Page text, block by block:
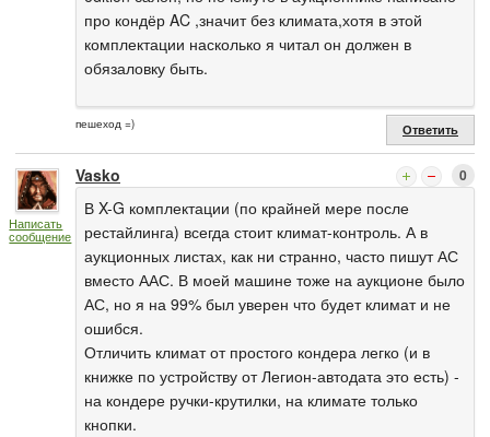
про кондёр AC ,значит без климата,хотя в этой
комплектации насколько я читал он должен в
обязаловку быть.
пешеход =) Ответить
Написать
сообщение
Vasko 0
В X-G комплектации (по крайней мере после
рестайлинга) всегда стоит климат-контроль. А в
аукционных листах, как ни странно, часто пишут АС
вместо ААС. В моей машине тоже на аукционе было
АС, но я на 99% был уверен что будет климат и не
ошибся.
Отличить климат от простого кондера легко (и в
книжке по устройству от Легион-автодата это есть) -
на кондере ручки-крутилки, на климате только
кнопки.